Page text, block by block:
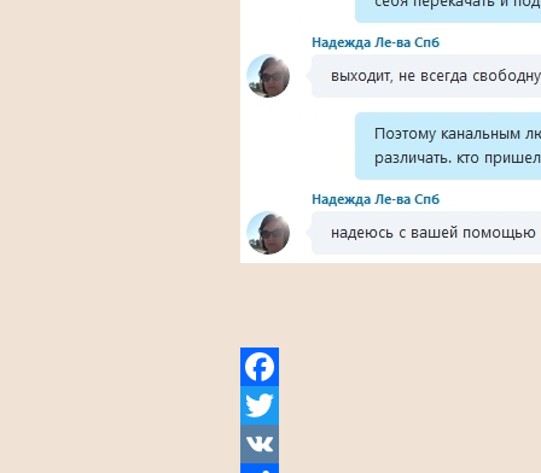
Facebook
Twitter